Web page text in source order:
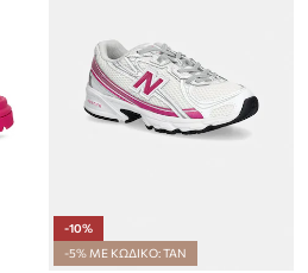
-10%
-5% ΜΕ ΚΩΔΙΚΟ: TAN